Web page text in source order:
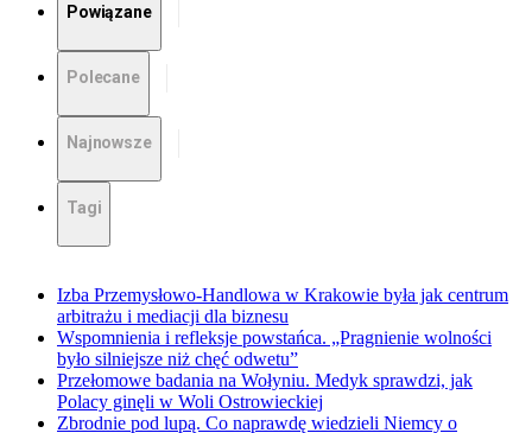
Powiązane
Polecane
Najnowsze
Tagi
Izba Przemysłowo-Handlowa w Krakowie była jak centrum
arbitrażu i mediacji dla biznesu
Wspomnienia i refleksje powstańca. „Pragnienie wolności
było silniejsze niż chęć odwetu”
Przełomowe badania na Wołyniu. Medyk sprawdzi, jak
Polacy ginęli w Woli Ostrowieckiej
Zbrodnie pod lupą. Co naprawdę wiedzieli Niemcy o